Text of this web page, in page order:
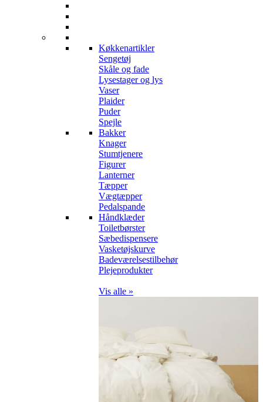
Køkkenartikler
Sengetøj
Skåle og fade
Lysestager og lys
Vaser
Plaider
Puder
Spejle
Bakker
Knager
Stumtjenere
Figurer
Lanterner
Tæpper
Vægtæpper
Pedalspande
Håndklæder
Toiletbørster
Sæbedispensere
Vasketøjskurve
Badeværelsestilbehør
Plejeprodukter
Vis alle »